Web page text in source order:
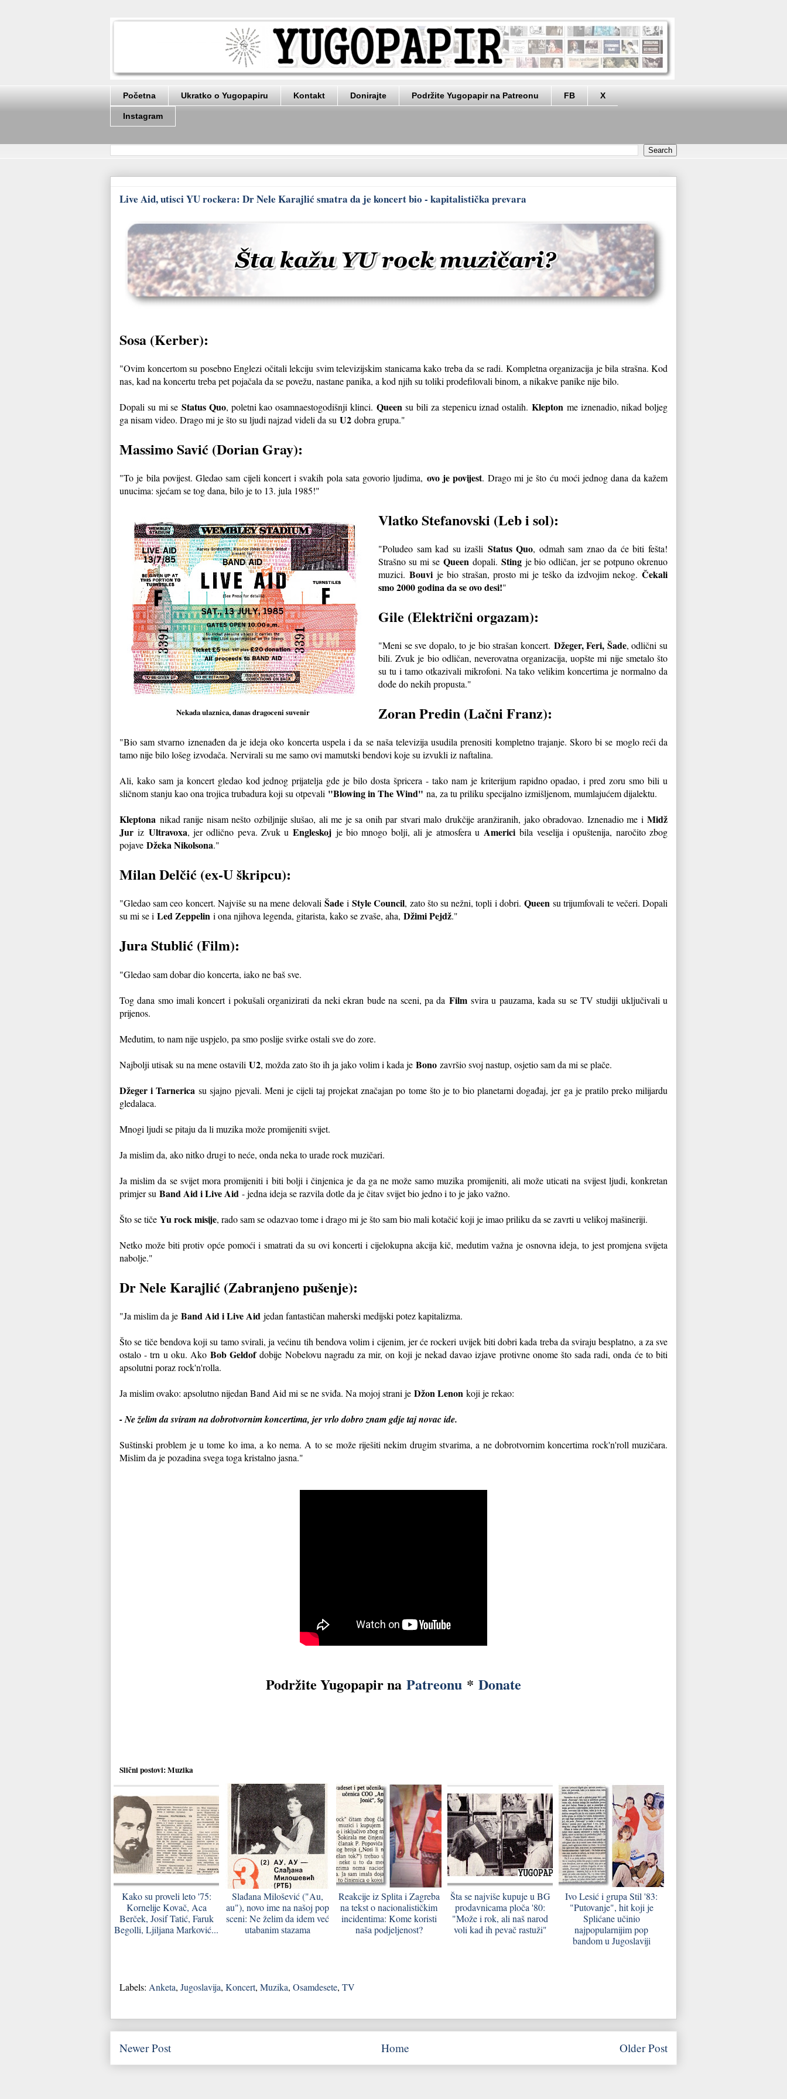
Početna Ukratko o Yugopapiru Kontakt Donirajte Podržite Yugopapir na Patreonu FB X
Instagram
Live Aid, utisci YU rockera: Dr Nele Karajlić smatra da je koncert bio - kapitalistička prevara
Sosa (Kerber):
"Ovim koncertom su posebno Englezi očitali lekciju svim televizijskim stanicama kako treba da se radi. Kompletna organizacija je bila strašna. Kod
nas, kad na koncertu treba pet pojačala da se povežu, nastane panika, a kod njih su toliki prodefilovali binom, a nikakve panike nije bilo.
Dopali su mi seStatus Quo, poletni kao osamnaestogodišnji klinci. Queen su bili za stepenicu iznad ostalih. Klepton me iznenadio, nikad boljeg
ga nisam video. Drago mi je što su ljudi najzad videli da su U2 dobra grupa."
Massimo Savić (Dorian Gray):
"To je bila povijest. Gledao sam cijeli koncert i svakih pola sata govorio ljudima, ovo je povijest. Drago mi je što ću moći jednog dana da kažem
unucima: sjećam se tog dana, bilo je to 13. jula 1985!"
Nekada ulaznica, danas dragoceni suvenir
Vlatko Stefanovski (Leb i sol):
"Poludeo sam kad su izašli Status Quo, odmah sam znao da će biti fešta!
Strašno su mi se Queen dopali. Stingje bio odličan, jer se potpuno okrenuo
muzici. Bouvi je bio strašan, prosto mi je teško da izdvojim nekog. Čekali
smo 2000 godina da se ovo desi!"
Gile (Električni orgazam):
"Meni se sve dopalo, to je bio strašan koncert. Džeger, Feri, Šade, odlični su
bili. Zvuk je bio odličan, neverovatna organizacija, uopšte mi nije smetalo što
su tu i tamo otkazivali mikrofoni. Na tako velikim koncertima je normalno da
dođe do nekih propusta."
Zoran Predin (Lačni Franz):
"Bio sam stvarno iznenađen da je ideja oko koncerta uspela i da se naša televizija usudila prenositi kompletno trajanje. Skoro bi se moglo reći da
tamo nije bilo lošeg izvodača. Nervirali su me samo ovi mamutski bendovi koje su izvukli iz naftalina.
Ali, kako sam ja koncert gledao kod jednog prijatelja gde je bilo dosta špricera - tako nam je kriterijum rapidno opadao, i pred zoru smo bili u
sličnom stanju kao ona trojica trubadura koji su otpevali "Blowing in The Wind" na, za tu priliku specijalno izmišljenom, mumlajućem dijalektu.
Kleptona nikad ranije nisam nešto ozbiljnije slušao, ali me je sa onih par stvari malo drukčije aranžiranih, jako obradovao. Iznenadio me i Midž
Jur iz Ultravoxa, jer odlično peva. Zvuk uEngleskoj je bio mnogo bolji, ali je atmosfera u Americi bila veselija i opuštenija, naročito zbog
pojave Džeka Nikolsona."
Milan Delčić (ex-U škripcu):
"Gledao sam ceo koncert. Najviše su na mene delovali ŠadeiStyle Council, zato što su nežni, topli i dobri.Queen su trijumfovali te večeri. Dopali
su mi se i Led Zeppelin i ona njihova legenda, gitarista, kako se zvaše, aha, Džimi Pejdž."
Jura Stublić (Film):
"Gledao sam dobar dio koncerta, iako ne baš sve.
Tog dana smo imali koncert i pokušali organizirati da neki ekran bude na sceni, pa da Filmsvira u pauzama, kada su se TV studiji uključivali u
prijenos.
Međutim, to nam nije uspjelo, pa smo poslije svirke ostali sve do zore.
Najbolji utisak su na mene ostavili U2, možda zato što ih ja jako volim i kada je Bono završio svoj nastup, osjetio sam da mi se plače.
Džeger i Tarnerica su sjajno pjevali. Meni je cijeli taj projekat značajan po tome što je to bio planetarni događaj, jer ga je pratilo preko milijardu
gledalaca.
Mnogi ljudi se pitaju da li muzika može promijeniti svijet.
Ja mislim da, ako nitko drugi to neće, onda neka to urade rock muzičari.
Ja mislim da se svijet mora promijeniti i biti bolji i činjenica je da ga ne može samo muzika promijeniti, ali može uticati na svijest ljudi, konkretan
primjer su Band Aid i Live Aid - jedna ideja se razvila dotle da je čitav svijet bio jedno i to je jako važno.
Što se tiče Yu rock misije, rado sam se odazvao tome i drago mi je što sam bio mali kotačić koji je imao priliku da se zavrti u velikoj mašineriji.
Netko može biti protiv opće pomoći i smatrati da su ovi koncerti i cijelokupna akcija kič, medutim važna je osnovna ideja, to jest promjena svijeta
nabolje."
Dr Nele Karajlić (Zabranjeno pušenje):
"Ja mislim da je Band Aid i Live Aid jedan fantastičan maherski medijski potez kapitalizma.
Što se tiče bendova koji su tamo svirali, ja većinu tih bendova volim i cijenim, jer će rockeri uvijek biti dobri kada treba da sviraju besplatno, a za sve
ostalo - trn u oku. AkoBob Geldofdobije Nobelovu nagradu za mir, on koji je nekad davao izjave protivne onome što sada radi, onda će to biti
apsolutni poraz rock'n'rolla.
Ja mislim ovako: apsolutno nijedan Band Aid mi se ne sviđa. Na mojoj strani je Džon Lenon koji je rekao:
- Ne želim da sviram na dobrotvornim koncertima, jer vrlo dobro znam gdje taj novac ide.
Suštinski problem je u tome ko ima, a ko nema. A to se može riješiti nekim drugim stvarima, a ne dobrotvornim koncertima rock'n'roll muzičara.
Mislim da je pozadina svega toga kristalno jasna."
Podržite Yugopapir na Patreonu * Donate
Slični postovi:Muzika
Kako su proveli leto '75:
Kornelije Kovač, Aca
Berček, Josif Tatić, Faruk
Begolli, Ljiljana Marković...
Slađana Milošević ("Au,
au"), novo ime na našoj pop
sceni: Ne želim da idem već
utabanim stazama
Reakcije iz Splita i Zagreba
na tekst o nacionalističkim
incidentima: Kome koristi
naša podjeljenost?
Šta se najviše kupuje u BG
prodavnicama ploča '80:
"Može i rok, ali naš narod
voli kad ih pevač rastuži"
Ivo Lesić i grupa Stil '83:
"Putovanje", hit koji je
Splićane učinio
najpopularnijim pop
bandom u Jugoslaviji
Labels: Anketa, Jugoslavija, Koncert, Muzika, Osamdesete, TV
Newer Post Older Post
Home